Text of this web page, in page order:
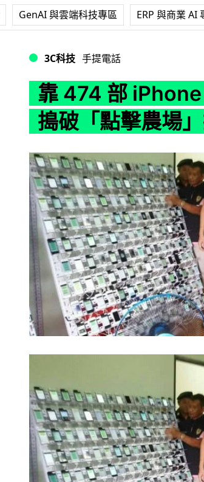
GenAI 與雲端科技專區 ERP 與商業 AI
3C科技 手提電話
靠 474 部
搗破「點擊農場